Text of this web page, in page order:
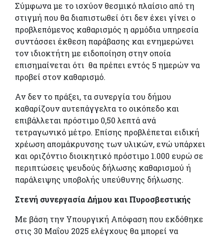
Σύμφωνα με το ισχύον θεσμικό πλαίσιο από τη
στιγμή που θα διαπιστωθεί ότι δεν έχει γίνει ο
προβλεπόμενος καθαρισμός η αρμόδια υπηρεσία
συντάσσει έκθεση παράβασης και ενημερώνει
τον ιδιοκτήτη με ειδοποίηση στην οποία
επισημαίνεται ότι θα πρέπει εντός 5 ημερών να
προβεί στον καθαρισμό.
Αν δεν το πράξει, τα συνεργία του δήμου
καθαρίζουν αυτεπάγγελτα το οικόπεδο και
επιβάλλεται πρόστιμο 0,50 λεπτά ανά
τετραγωνικό μέτρο. Επίσης προβλέπεται ειδική
χρέωση απομάκρυνσης των υλικών, ενώ υπάρχει
και οριζόντιο διοικητικό πρόστιμο 1.000 ευρώ σε
περιπτώσεις ψευδούς δήλωσης καθαρισμού ή
παράλειψης υποβολής υπεύθυνης δήλωσης.
Στενή συνεργασία Δήμου και Πυροσβεστικής
Με βάση την Υπουργική Απόφαση που εκδόθηκε
στις 30 Μαΐου 2025 ελέγχους θα μπορεί να